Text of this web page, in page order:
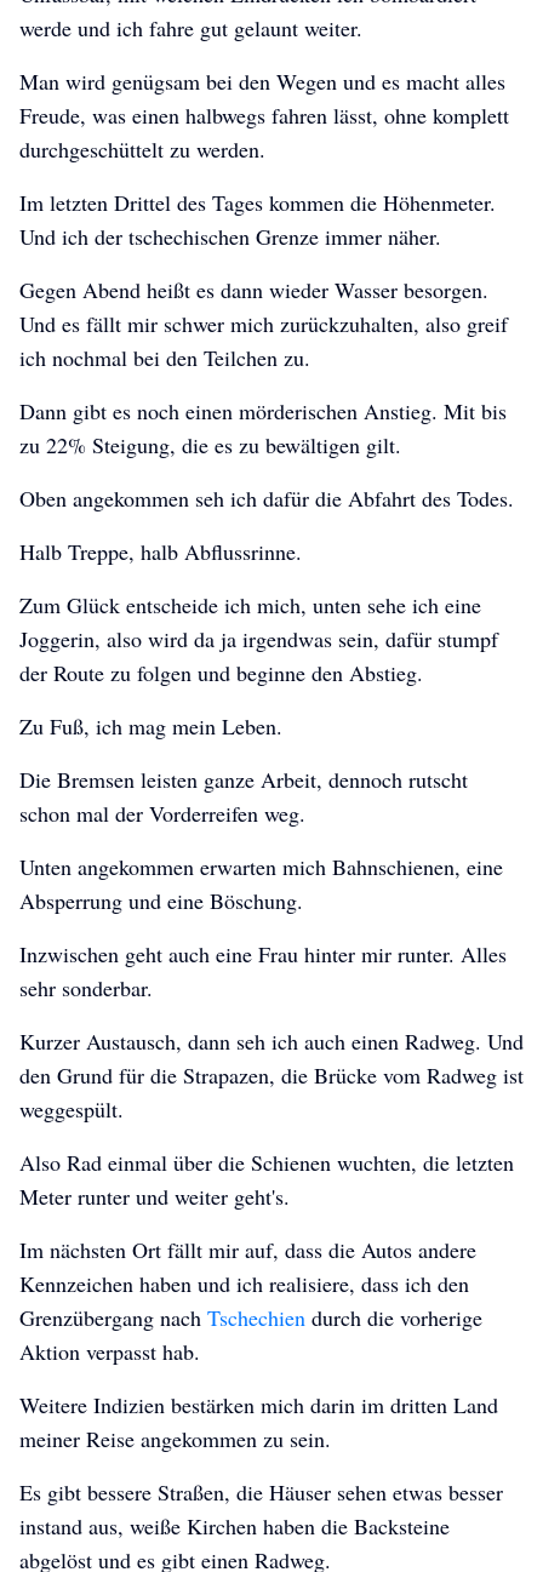
werde und ich fahre gut gelaunt weiter.
Man wird genügsam bei den Wegen und es macht alles
Freude, was einen halbwegs fahren lässt, ohne komplett
durchgeschüttelt zu werden.
Im letzten Drittel des Tages kommen die Höhenmeter.
Und ich der tschechischen Grenze immer näher.
Gegen Abend heißt es dann wieder Wasser besorgen.
Und es fällt mir schwer mich zurückzuhalten, also greif
ich nochmal bei den Teilchen zu.
Dann gibt es noch einen mörderischen Anstieg. Mit bis
zu 22% Steigung, die es zu bewältigen gilt.
Oben angekommen seh ich dafür die Abfahrt des Todes.
Halb Treppe, halb Abflussrinne.
Zum Glück entscheide ich mich, unten sehe ich eine
Joggerin, also wird da ja irgendwas sein, dafür stumpf
der Route zu folgen und beginne den Abstieg.
Zu Fuß, ich mag mein Leben.
Die Bremsen leisten ganze Arbeit, dennoch rutscht
schon mal der Vorderreifen weg.
Unten angekommen erwarten mich Bahnschienen, eine
Absperrung und eine Böschung.
Inzwischen geht auch eine Frau hinter mir runter. Alles
sehr sonderbar.
Kurzer Austausch, dann seh ich auch einen Radweg. Und
den Grund für die Strapazen, die Brücke vom Radweg ist
weggespült.
Also Rad einmal über die Schienen wuchten, die letzten
Meter runter und weiter geht's.
Im nächsten Ort fällt mir auf, dass die Autos andere
Kennzeichen haben und ich realisiere, dass ich den
Grenzübergang nach Tschechien durch die vorherige
Aktion verpasst hab.
Weitere Indizien bestärken mich darin im dritten Land
meiner Reise angekommen zu sein.
Es gibt bessere Straßen, die Häuser sehen etwas besser
instand aus, weiße Kirchen haben die Backsteine
abgelöst und es gibt einen Radweg.